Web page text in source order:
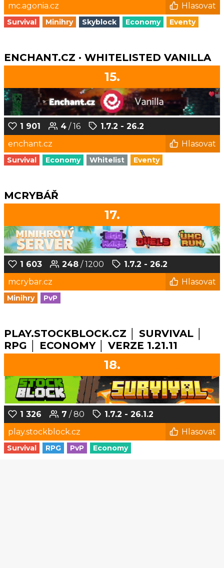
mc.agonia.cz
Hlasovat
Survival Minihry Skyblock Economy Eventy
ENCHANT.CZ · WHITELISTED VANILLA
15.
1 901 4 / 16
1.7.2 - 26.2
enchant.cz
Hlasovat
Survival Economy Whitelist Eventy
MCRYBÁŘ
17.
1 603 248 / 1200
1.7.2 - 26.2
mcrybar.cz
Hlasovat
Minihry PvP
PLAY.STOCKBLOCK.CZ │ SURVIVAL │
RPG │ ECONOMY │ VERZE 1.21.11
18.
1 326 7 / 80
1.7.2 - 26.1.2
play.stockblock.cz
Hlasovat
Survival RPG PvP Economy